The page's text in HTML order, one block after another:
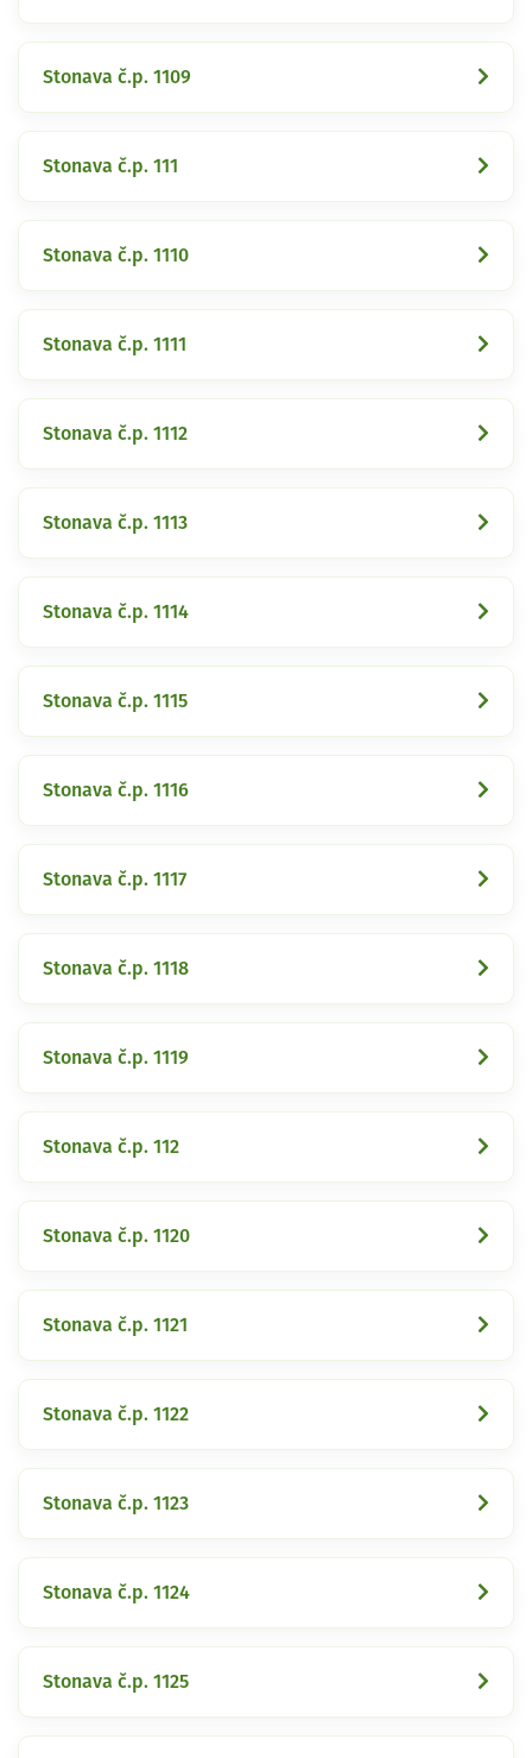
Stonava č.p. 1109
Stonava č.p. 111
Stonava č.p. 1110
Stonava č.p. 1111
Stonava č.p. 1112
Stonava č.p. 1113
Stonava č.p. 1114
Stonava č.p. 1115
Stonava č.p. 1116
Stonava č.p. 1117
Stonava č.p. 1118
Stonava č.p. 1119
Stonava č.p. 112
Stonava č.p. 1120
Stonava č.p. 1121
Stonava č.p. 1122
Stonava č.p. 1123
Stonava č.p. 1124
Stonava č.p. 1125